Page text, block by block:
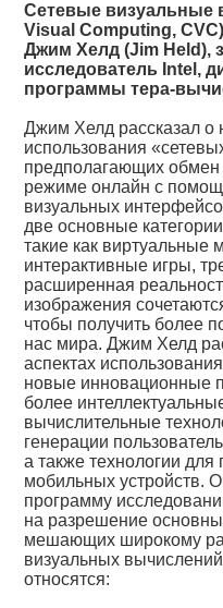
Сетевые визуальные
Visual Computing, CVC)
Джим Хелд (Jim Held),
исследователь Intel,
программы тера-
Джим Хелд рассказал о
использования
предполагающих
режиме онлайн с
визуальных
две основные
такие как виртуальные
интерактивные игры,
расширенная
изображения
чтобы получить более
нас мира. Джим Хелд
аспектах
новые инновационные
более
вычислительные
генерации
а также технологии
мобильных устройств.
программу
на разрешение
мешающих широкому
визуальных
относятся: